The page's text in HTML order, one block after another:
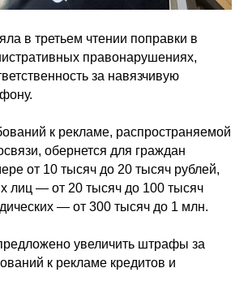
в третьем чтении поправки в
правонарушениях,
за навязчивую
к рекламе, распространяемой
обернется для граждан
от 10 тысяч до 20 тысяч рублей,
лиц — от 20 тысяч до 100 тысяч
— от 300 тысяч до 1 млн.
увеличить штрафы за
к рекламе кредитов и